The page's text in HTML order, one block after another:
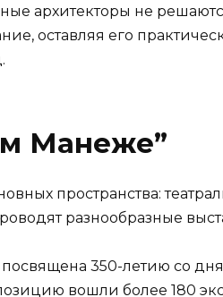
архитекторы не
оставляя его
Манеже”
пространства:
разнообразные
350-летию со
вошли более 180